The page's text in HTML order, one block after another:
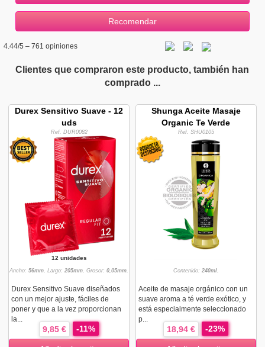
4.44/5 – 761 opiniones
Clientes que compraron este producto, también han
comprado ...
Durex Sensitivo Suave - 12
uds
Ref. DUR0082
12 unidades
Ancho:56mm. Largo:205mm. Grosor:0,05mm.
Durex Sensitivo Suave diseñados
con un mejor ajuste, fáciles de
poner y que a la vez proporcionan
la...
9,85 € -11%
Shunga Aceite Masaje
Organic Te Verde
Ref. SHU0105
Contenido: 240ml.
Aceite de masaje orgánico con un
suave aroma a té verde exótico, y
está especialmente seleccionado
p...
18,94 € -23%